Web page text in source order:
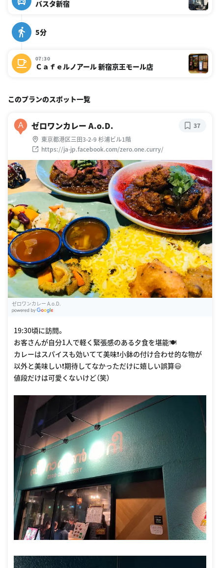
バスタ新宿
5分
07:30
Ｃａｆｅルノアール 新宿京王モール店
このプランのスポット一覧
A ゼロワンカレー A.o.D.
東京都港区三田3-2-9 杉浦ビル1階
https://ja-jp.facebook.com/zero.one.curry/
37
ゼロワンカレー A.o.D.
19:30頃に訪問。
お客さんが自分1人で軽く緊張感のある夕食を堪能🍽️
カレーはスパイスも効いてて美味❗️小鉢の付け合わせ的な物が
以外と美味しい❗️期待してなかっただけに嬉しい誤算😃
値段だけは可愛くないけど（笑）